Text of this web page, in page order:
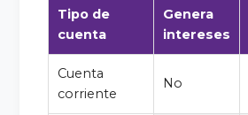
Tipo de
cuenta
Genera
intereses
Cuenta
corriente
No